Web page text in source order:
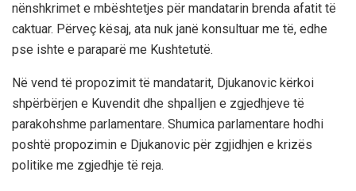
nënshkrimet e mbështetjes për mandatarin brenda afatit të
caktuar. Përveç kësaj, ata nuk janë konsultuar me të, edhe
pse ishte e paraparë me Kushtetutë.
Në vend të propozimit të mandatarit, Djukanovic kërkoi
shpërbërjen e Kuvendit dhe shpalljen e zgjedhjeve të
parakohshme parlamentare. Shumica parlamentare hodhi
poshtë propozimin e Djukanovic për zgjidhjen e krizës
politike me zgjedhje të reja.